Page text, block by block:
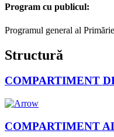
Program cu publicul:
Programul general al
Structură
COMPARTIMENT
COMPARTIMENT